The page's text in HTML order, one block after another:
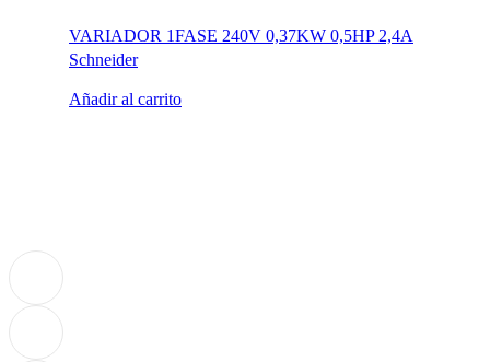
VARIADOR 1FASE 240V 0,37KW 0,5HP 2,4A
Schneider
Añadir al carrito